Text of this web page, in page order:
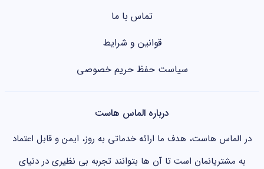
تماس با ما
قوانین و شرایط
سیاست حفظ حریم خصوصی
درباره الماس هاست
در الماس هاست، هدف ما ارائه خدماتی به روز، ایمن و قابل اعتماد
به مشتریانمان است تا آن ها بتوانند تجربه بی نظیری در دنیای